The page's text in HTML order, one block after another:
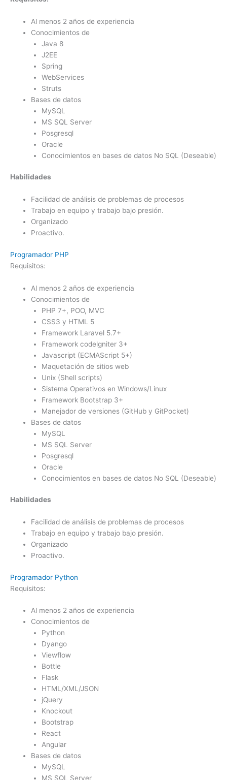
Al menos 2 años de experiencia
Conocimientos de
Java 8
J2EE
Spring
WebServices
Struts
Bases de datos
MySQL
MS SQL Server
Posgresql
Oracle
Conocimientos en bases de datos No SQL (Deseable)
Habilidades
Facilidad de análisis de problemas de procesos
Trabajo en equipo y trabajo bajo presión.
Organizado
Proactivo.
Programador PHP
Requisitos:
Al menos 2 años de experiencia
Conocimientos de
PHP 7+, POO, MVC
CSS3 y HTML 5
Framework Laravel 5.7+
Framework codelgniter 3+
Javascript (ECMAScript 5+)
Maquetación de sitios web
Unix (Shell scripts)
Sistema Operativos en Windows/Linux
Framework Bootstrap 3+
Manejador de versiones (GitHub y GitPocket)
Bases de datos
MySQL
MS SQL Server
Posgresql
Oracle
Conocimientos en bases de datos No SQL (Deseable)
Habilidades
Facilidad de análisis de problemas de procesos
Trabajo en equipo y trabajo bajo presión.
Organizado
Proactivo.
Programador Python
Requisitos:
Al menos 2 años de experiencia
Conocimientos de
Python
Dyango
Viewflow
Bottle
Flask
HTML/XML/JSON
jQuery
Knockout
Bootstrap
React
Angular
Bases de datos
MySQL
MS SQL Server